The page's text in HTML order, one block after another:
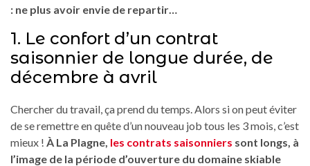
: ne plus avoir envie de repartir…
1. Le confort d’un contrat
saisonnier de longue durée, de
décembre à avril
Chercher du travail, ça prend du temps. Alors si on peut éviter
de se remettre en quête d’un nouveau job tous les 3 mois, c’est
mieux ! À La Plagne, les contrats saisonniers sont longs, à
l’image de la période d’ouverture du domaine skiable